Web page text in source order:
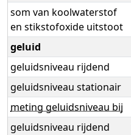
som van koolwaterstof
en stikstofoxide uitstoot
geluid
geluidsniveau rijdend
geluidsniveau stationair
meting geluidsniveau bij
geluidsniveau rijdend